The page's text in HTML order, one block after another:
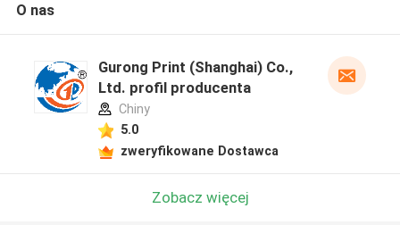
O nas
Gurong Print (Shanghai) Co.,
Ltd. profil producenta
Chiny
5.0
zweryfikowane Dostawca
Zobacz więcej